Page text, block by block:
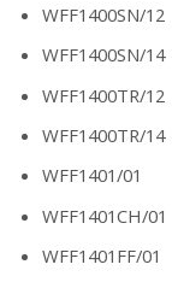
WFF1400SN/12
WFF1400SN/14
WFF1400TR/12
WFF1400TR/14
WFF1401/01
WFF1401CH/01
WFF1401FF/01